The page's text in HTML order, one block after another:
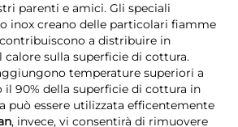
parenti e amici. Gli speciali
inox creano delle particolari fiamme
contribuiscono a distribuire in
sulla superficie di cottura.
temperature superiori a
il 90% della superficie di cottura in
può essere utilizzata efficentemente
, invece, vi consentirà di rimuovere